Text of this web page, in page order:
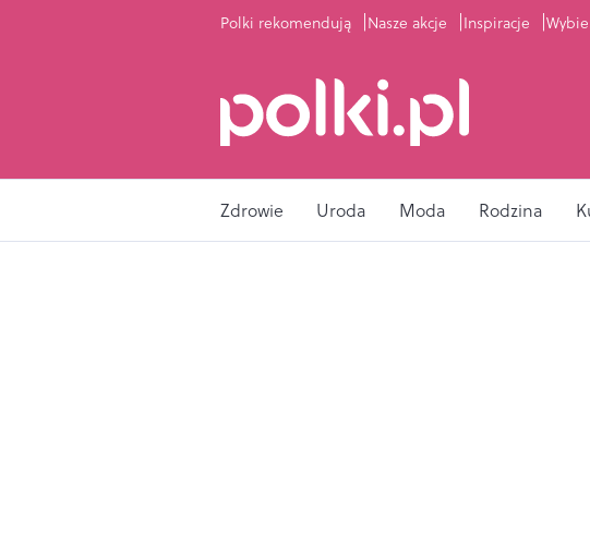
Polki rekomendują Nasze akcje Inspiracje
Zdrowie Uroda Moda Rodzina